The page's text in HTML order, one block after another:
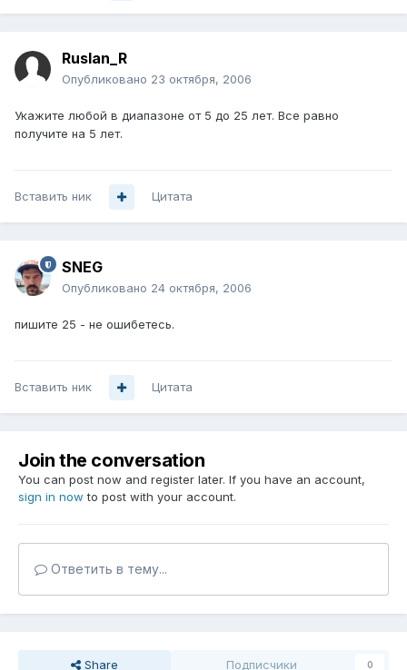
Ruslan_R
Опубликовано 23 октября, 2006
Укажите любой в диапазоне от 5 до 25 лет. Все равно
получите на 5 лет.
Вставить ник Цитата
SNEG
Опубликовано 24 октября, 2006
пишите 25 - не ошибетесь.
Вставить ник Цитата
Join the conversation
You can post now and register later. If you have an account,
sign in now to post with your account.
Ответить в тему...
Share Подписчики 0